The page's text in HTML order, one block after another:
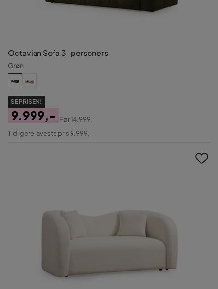
Octavian Sofa 3-personers
Grøn
SE PRISEN!
Pris
9.999,-
Original
Før14.999,-
Tidligere laveste pris 9.999,-